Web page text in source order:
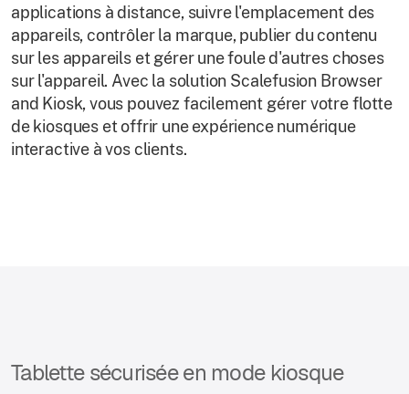
applications à distance, suivre l'emplacement des
appareils, contrôler la marque, publier du contenu
sur les appareils et gérer une foule d'autres choses
sur l'appareil. Avec la solution Scalefusion Browser
and Kiosk, vous pouvez facilement gérer votre flotte
de kiosques et offrir une expérience numérique
interactive à vos clients.
Tablette sécurisée en mode kiosque